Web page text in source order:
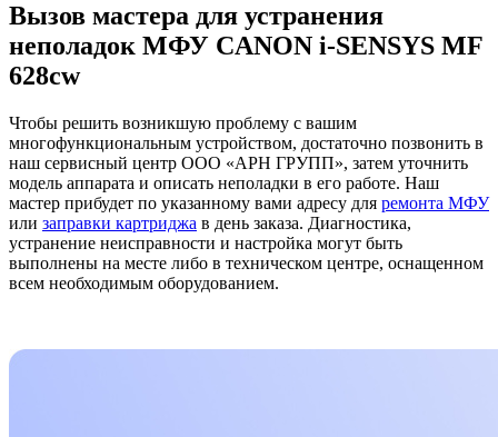
Вызов мастера для устранения
неполадок МФУ CANON i-SENSYS MF
628cw
Чтобы решить возникшую проблему с вашим
многофункциональным устройством, достаточно позвонить в
наш сервисный центр ООО «АРН ГРУПП», затем уточнить
модель аппарата и описать неполадки в его работе. Наш
мастер прибудет по указанному вами адресу для ремонта МФУ
или заправки картриджа в день заказа. Диагностика,
устранение неисправности и настройка могут быть
выполнены на месте либо в техническом центре, оснащенном
всем необходимым оборудованием.